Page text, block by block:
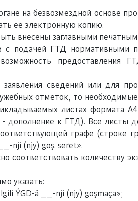
на безвозмездной основе
её электронную копию.
внесены заглавными
с подачей ГТД нормативными
предоставления
сведений или для
отметок, то
листах формата
дополнение к ГТД). Все листы
графе (строке
nji (njy) goş. seret».
соответствовать количеству
указать:
ÝGD-ä __-nji (njy) goşmaça»;